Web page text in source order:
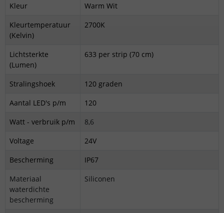
Kleur
Warm Wit
Kleurtemperatuur
(Kelvin)
2700K
Lichtsterkte
(Lumen)
633 per strip (70 cm)
Stralingshoek
120 graden
Aantal LED's p/m
120
Watt - verbruik p/m
8,6
Voltage
24V
Bescherming
IP67
Materiaal
waterdichte
bescherming
Siliconen